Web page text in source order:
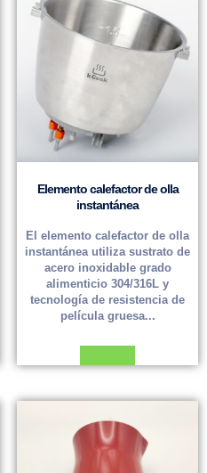
Elemento calefactor de olla
instantánea
El elemento calefactor de olla
instantánea utiliza sustrato de
acero inoxidable grado
alimenticio 304/316L y
tecnología de resistencia de
película gruesa...